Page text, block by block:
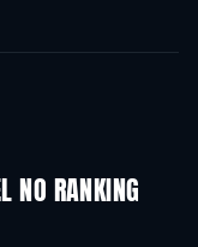
NO RANKING